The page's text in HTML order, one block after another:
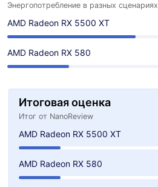
Энергопотребление в разных сценариях
AMD Radeon RX 5500 XT
AMD Radeon RX 580
Итоговая оценка
Итог от NanoReview
AMD Radeon RX 5500 XT
AMD Radeon RX 580